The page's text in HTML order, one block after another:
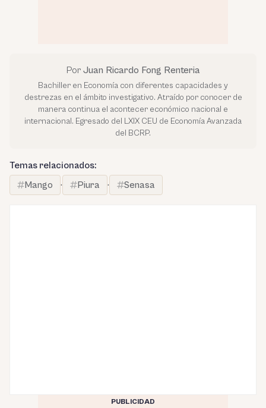
Por Juan Ricardo Fong Renteria
Bachiller en Economía con diferentes capacidades y
destrezas en el ámbito investigativo. Atraído por conocer de
manera continua el acontecer económico nacional e
internacional. Egresado del LXIX CEU de Economía Avanzada
del BCRP.
Temas relacionados:
Mango
· Piura · Senasa
PUBLICIDAD